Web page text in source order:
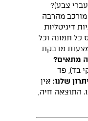
צבע)?
מורכב מהרבה
דיגיטליות
תמונה וכל
מדבקת
מתאים?
בד), פד
שלנו: אין
התוצאה חיה,